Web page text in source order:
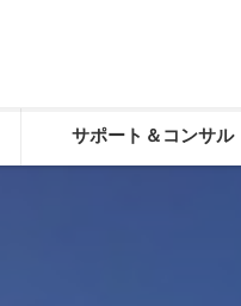
サポート＆コンサル